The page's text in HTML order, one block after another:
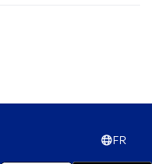
FR